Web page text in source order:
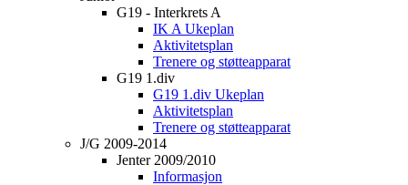
G19 - Interkrets A
IK A Ukeplan
Aktivitetsplan
Trenere og støtteapparat
G19 1.div
G19 1.div Ukeplan
Aktivitetsplan
Trenere og støtteapparat
J/G 2009-2014
Jenter 2009/2010
Informasjon